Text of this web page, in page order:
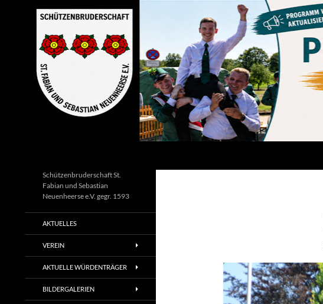
Schützenbruderschaft St.
Fabian und Sebastian
Neuenheerse e.V. gegr. 1593
AKTUELLES
VEREIN
AKTUELLE WÜRDENTRÄGER
BILDERGALERIEN